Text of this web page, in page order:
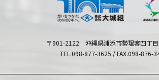
〒901-2122 沖縄県浦添市勢理客四丁
TEL.098-877-3625 / FAX.098-876-